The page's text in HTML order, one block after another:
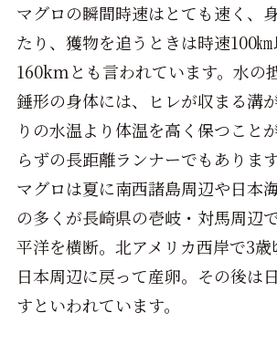
マグロの瞬間時速はとても速く、
たり、獲物を追うときは時速100
160kmとも言われています。水の
錘形の身体には、ヒレが収まる溝
りの水温より体温を高く保つこと
らずの長距離ランナーでもありま
マグロは夏に南西諸島周辺や日本
の多くが長崎県の壱岐・対馬周辺
平洋を横断。北アメリカ西岸で3歳
日本周辺に戻って産卵。その後は
すといわれています。